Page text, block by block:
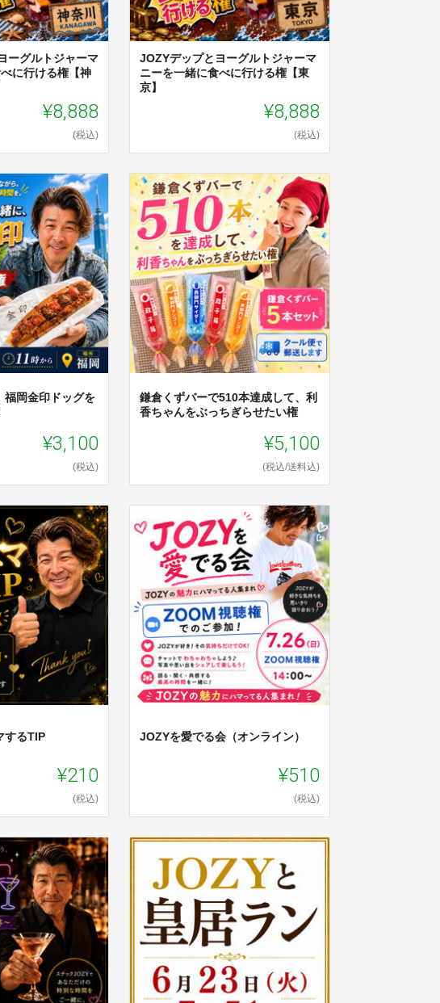
ーグルトジャーマ
に行ける権【神
¥8,888
(税込)
JOZYデップとヨーグルトジャーマ
ニーを一緒に食べに行ける権【東
京】
¥8,888
(税込)
福岡金印ドッグを
¥3,100
(税込)
鎌倉くずバーで510本達成して、利
香ちゃんをぶっちぎらせたい権
¥5,100
(税込/送料込)
するTIP
¥210
(税込)
JOZYを愛でる会（オンライン）
¥510
(税込)